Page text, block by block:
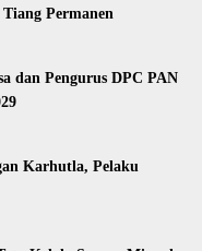
Permanen
dan Pengurus DPC PAN
Karhutla, Pelaku